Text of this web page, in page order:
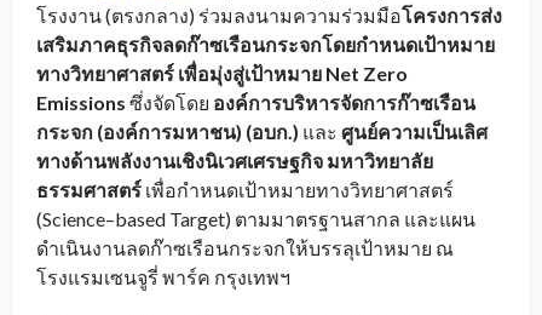
โรงงาน (ตรงกลาง) ร่วมลงนามความร่วมมือโครงการส่ง
เสริมภาคธุรกิจลดก๊าซเรือนกระจกโดยกำหนดเป้าหมาย
ทางวิทยาศาสตร์ เพื่อมุ่งสู่เป้าหมาย Net Zero
Emissions ซึ่งจัดโดย องค์การบริหารจัดการก๊าซเรือน
กระจก (องค์การมหาชน) (อบก.) และ ศูนย์ความเป็นเลิศ
ทางด้านพลังงานเชิงนิเวศเศรษฐกิจ มหาวิทยาลัย
ธรรมศาสตร์ เพื่อกำหนดเป้าหมายทางวิทยาศาสตร์
(Science–based Target) ตามมาตรฐานสากล และแผน
ดำเนินงานลดก๊าซเรือนกระจกให้บรรลุเป้าหมาย ณ
โรงแรมเซนจูรี่ พาร์ค กรุงเทพฯ